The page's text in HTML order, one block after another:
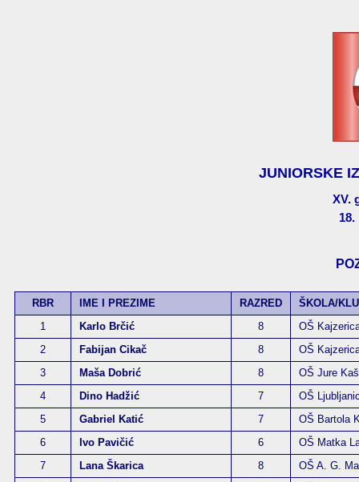
JUNIORSKE
XV.
18.
RBR IME I PREZIME RAZRED
ŠKOLA/
1
Karlo Brčić 8
OŠ
2
Fabijan Cikač 8
OŠ
3
Maša Dobrić 8
OŠ Jure
4
Dino Hadžić 7
OŠ
5
Gabriel Katić 7
OŠ Bartola
6
Ivo Pavičić 6
OŠ Matka
7
Lana Škarica 8
OŠ A. G.